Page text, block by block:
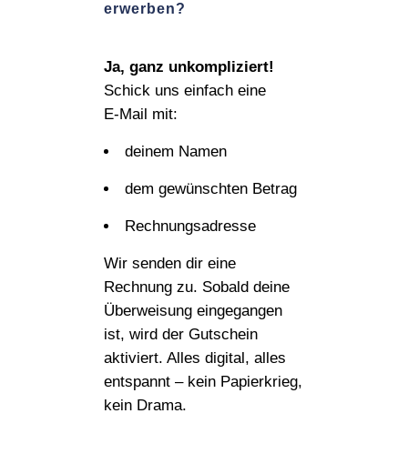
erwerben?
Ja, ganz unkompliziert!
Schick uns einfach eine
E‑Mail mit:
deinem Namen
dem gewünschten Betrag
Rechnungsadresse
Wir senden dir eine
Rechnung zu. Sobald deine
Überweisung eingegangen
ist, wird der Gutschein
aktiviert. Alles digital, alles
entspannt – kein Papierkrieg,
kein Drama.